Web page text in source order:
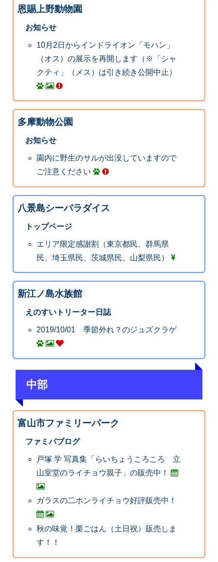
恩賜上野動物園
お知らせ
10月2日からインドライオン「モハン」
（オス）の展示を再開します（※「シャ
クティ」（メス）は引き続き公開中止）
多摩動物公園
お知らせ
園内に野生のサルが出没していますので
ご注意ください
八景島シーパラダイス
トップページ
エリア限定感謝割（東京都民、群馬県
民、埼玉県民、茨城県民、山梨県民）
新江ノ島水族館
えのすいトリーター日誌
2019/10/01 季節外れ？のジュズクラゲ
中部
富山市ファミリーパーク
ファミパブログ
戸塚 学 写真集「らいちょうころころ 立
山室堂のライチョウ親子」の販売中！
ガラスの二ホンライチョウ好評販売中！
秋の味覚！栗ごはん（土日祝）販売しま
す！！